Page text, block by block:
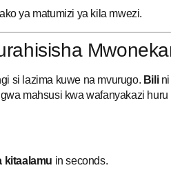
ya matumizi ya kila mwezi.
si lazima kuwe na mvurugo. Bilini
mahsusi kwa wafanyakazi
kitaalamu in seconds.